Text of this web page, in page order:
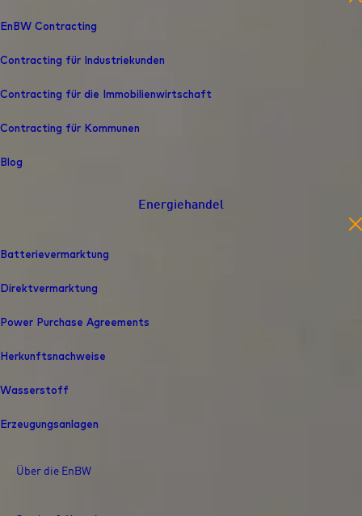
EnBW Contracting
Contracting für Industriekunden
Contracting für die Immobilienwirtschaft
Contracting für Kommunen
Blog
Energiehandel
Batterievermarktung
Direktvermarktung
Power Purchase Agreements
Herkunfts­nachweise
Wasserstoff
Erzeugungsanlagen
Über die EnBW